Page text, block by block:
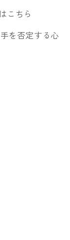
こちら
を否定する心